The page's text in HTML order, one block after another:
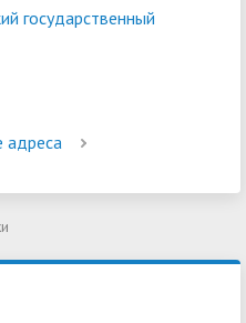
государственный
адреса